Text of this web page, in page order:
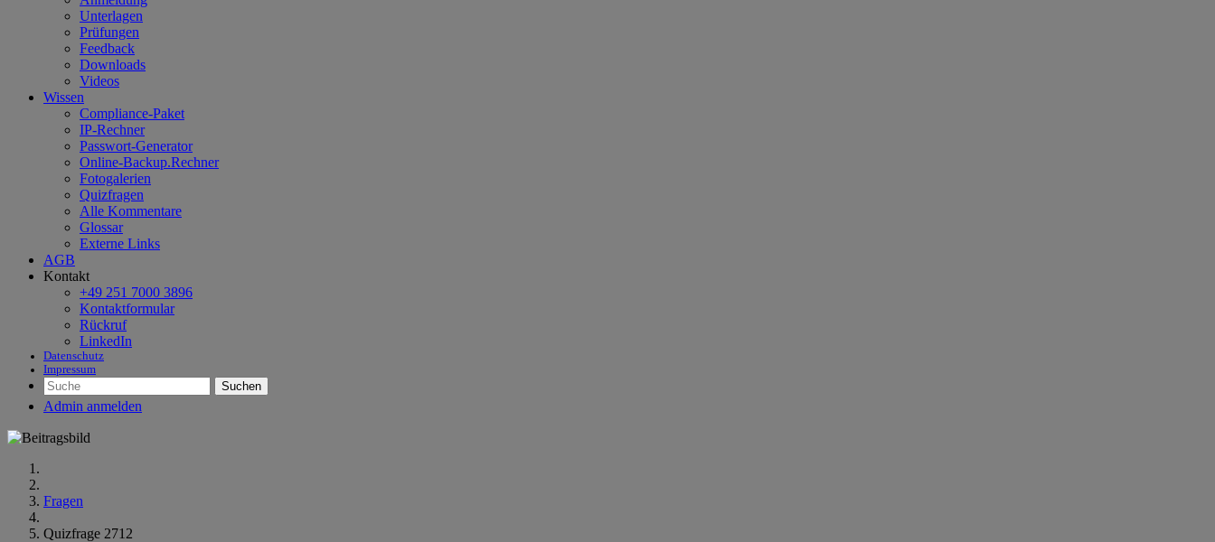
Unterlagen
Prüfungen
Feedback
Downloads
Videos
Wissen
Compliance-Paket
IP-Rechner
Passwort-Generator
Online-Backup.Rechner
Fotogalerien
Quizfragen
Alle Kommentare
Glossar
Externe Links
AGB
Kontakt
+49 251 7000 3896
Kontaktformular
Rückruf
LinkedIn
Datenschutz
Impressum
Suchen
Admin anmelden
Fragen
Quizfrage 2712